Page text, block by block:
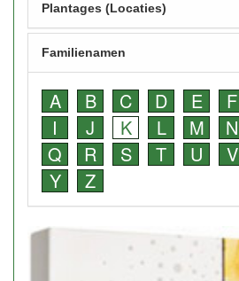
Plantages (Locaties)
Familienamen
A B C D E F
I
J K L M N
Q
R S T U V
Y
Z